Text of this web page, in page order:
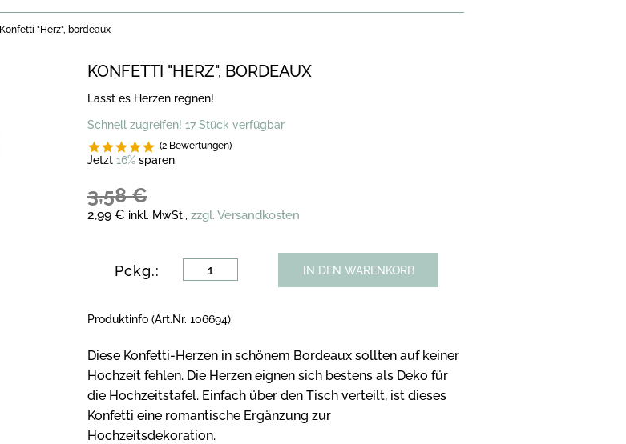
Konfetti "Herz", bordeaux
KONFETTI "HERZ", BORDEAUX
Lasst es Herzen regnen!
Schnell zugreifen! 17 Stück verfügbar
(2 Bewertungen)
Jetzt 16% sparen.
3,58 €
2,99 € inkl. MwSt., zzgl. Versandkosten
Pckg.: IN DEN WARENKORB
Produktinfo (Art.Nr. 106694):
Diese Konfetti-Herzen in schönem Bordeaux sollten auf keiner
Hochzeit fehlen. Die Herzen eignen sich bestens als Deko für
die Hochzeitstafel. Einfach über den Tisch verteilt, ist dieses
Konfetti eine romantische Ergänzung zur
Hochzeitsdekoration.